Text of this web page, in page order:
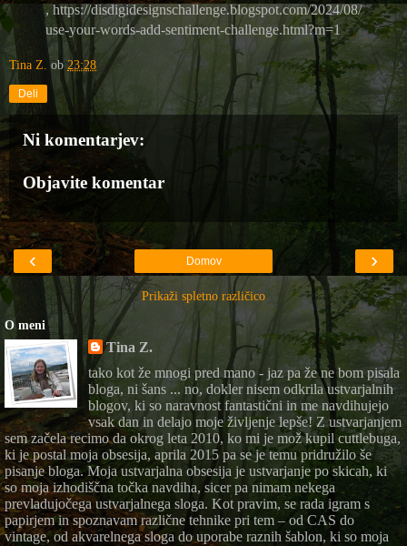
, https://disdigidesignschallenge.blogspot.com/2024/08/
use-your-words-add-sentiment-challenge.html?m=1
Tina Z. ob23:28
Deli
Ni komentarjev:
Objavite komentar
‹ ›
Domov
Prikaži spletno različico
O meni
Tina Z.
tako kot že mnogi pred mano - jaz pa že ne bom pisala
bloga, ni šans ... no, dokler nisem odkrila ustvarjalnih
blogov, ki so naravnost fantastični in me navdihujejo
vsak dan in delajo moje življenje lepše! Z ustvarjanjem
sem začela recimo da okrog leta 2010, ko mi je mož kupil cuttlebuga,
ki je postal moja obsesija, aprila 2015 pa se je temu pridružilo še
pisanje bloga. Moja ustvarjalna obsesija je ustvarjanje po skicah, ki
so moja izhodiščna točka navdiha, sicer pa nimam nekega
prevladujočega ustvarjalnega sloga. Kot pravim, se rada igram s
papirjem in spoznavam različne tehnike pri tem – od CAS do
vintage, od akvarelnega sloga do uporabe raznih šablon, ki so moja